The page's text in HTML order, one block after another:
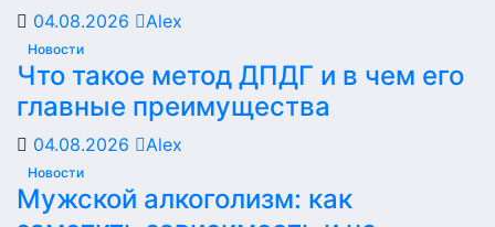
04.08.2026 Alex
Новости
Что такое метод ДПДГ и в чем его
главные преимущества
04.08.2026 Alex
Новости
Мужской алкоголизм: как